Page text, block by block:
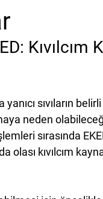
Kıvılcım
sıvıların
neden
sırasında
olası kıvılcım